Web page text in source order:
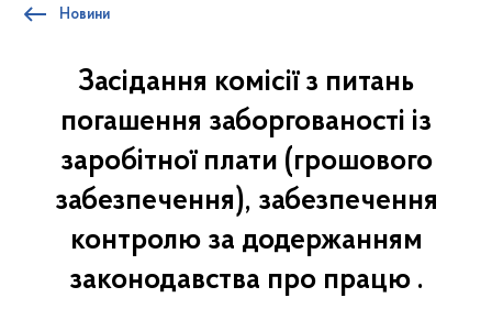
Новини
Засідання комісії з питань
погашення заборгованості із
заробітної плати (грошового
забезпечення), забезпечення
контролю за додержанням
законодавства про працю .